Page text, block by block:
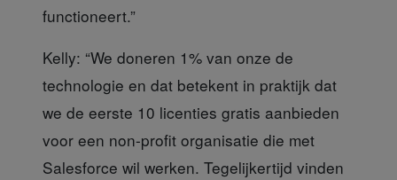
functioneert.”
Kelly: “We doneren 1% van onze de
technologie en dat betekent in praktijk dat
we de eerste 10 licenties gratis aanbieden
voor een non-profit organisatie die met
Salesforce wil werken. Tegelijkertijd vinden